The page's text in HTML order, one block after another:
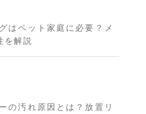
はペット家庭に必要？メ
を解説
の汚れ原因とは？放置リ